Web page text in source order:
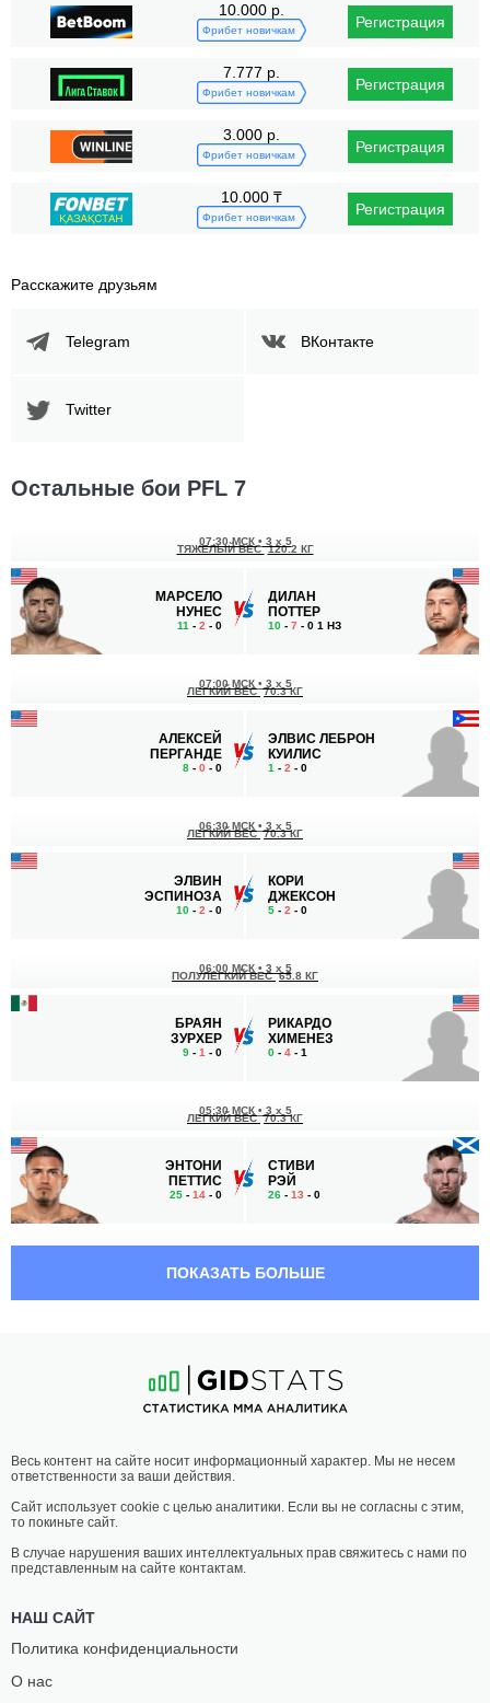
10.000 р.
Фрибет новичкам Регистрация
7.777 р.
Фрибет новичкам Регистрация
3.000 р.
Фрибет новичкам Регистрация
10.000 ₸
Фрибет новичкам Регистрация
Расскажите друзьям
Telegram ВКонтакте
Twitter
Остальные бои PFL 7
МАРСЕЛО
НУНЕС
11 - 2 - 0
07:30 МСК • 3 x 5
ТЯЖЕЛЫЙ ВЕС 120.2 КГ
ДИЛАН
ПОТТЕР
10 - 7 - 0 1 НЗ
АЛЕКСЕЙ
ПЕРГАНДЕ
8 - 0 - 0
07:00 МСК • 3 x 5
ЛЕГКИЙ ВЕС 70.3 КГ
ЭЛВИС ЛЕБРОН
КУИЛИС
1 - 2 - 0
ЭЛВИН
ЭСПИНОЗА
10 - 2 - 0
06:30 МСК • 3 x 5
ЛЕГКИЙ ВЕС 70.3 КГ
КОРИ
ДЖЕКСОН
5 - 2 - 0
БРАЯН
ЗУРХЕР
9 - 1 - 0
06:00 МСК • 3 x 5
ПОЛУЛЕГКИЙ ВЕС 65.8 КГ
РИКАРДО
ХИМЕНЕЗ
0 - 4 - 1
ЭНТОНИ
ПЕТТИС
25 - 14 - 0
05:30 МСК • 3 x 5
ЛЕГКИЙ ВЕС 70.3 КГ
СТИВИ
РЭЙ
26 - 13 - 0
УИЛКИНСОН
19- 5- 0 1 НЗ
04:00 МСК•
ПОЛУТЯЖЕЛЫЙ ВЕС 93 КГ
МОНТЕ
ПОКАЗАТЬ БОЛЬШЕ
Весь контент на сайте носит информационный характер. Мы не несем
ответственности за ваши действия.
Сайт использует cookie с целью аналитики. Если вы не согласны с этим,
то покиньте сайт.
В случае нарушения ваших интеллектуальных прав свяжитесь с нами по
представленным на сайте контактам.
НАШ САЙТ
Политика конфиденциальности
О нас